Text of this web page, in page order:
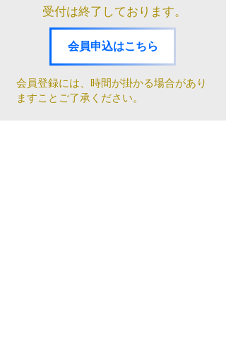
受付は終了しております。
会員申込はこちら
​会員登録には、時間が掛かる場合があり
ますことご了承ください。